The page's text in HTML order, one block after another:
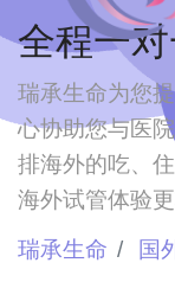
全程一
瑞承生命为您
心协助您与医
排海外的吃、
海外试管体验
瑞承生命
国